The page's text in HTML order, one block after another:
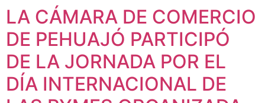
LA CÁMARA DE COMERCIO
DE PEHUAJÓ PARTICIPÓ
DE LA JORNADA POR EL
DÍA INTERNACIONAL DE